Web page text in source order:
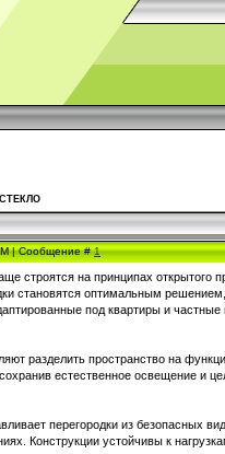
СТЕКЛО
| Сообщение #1
строятся на принципах открытого
становятся оптимальным
под квартиры и
разделить пространство на
естественное освещение и
перегородки из безопасных
Конструкции устойчивы к